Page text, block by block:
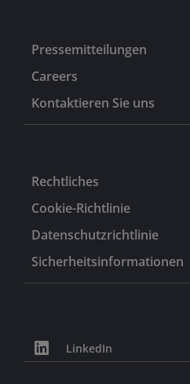
Pressemitteilungen
Careers
Kontaktieren Sie uns
Rechtliches
Cookie-Richtlinie
Datenschutzrichtlinie
Sicherheitsinformationen
LinkedIn